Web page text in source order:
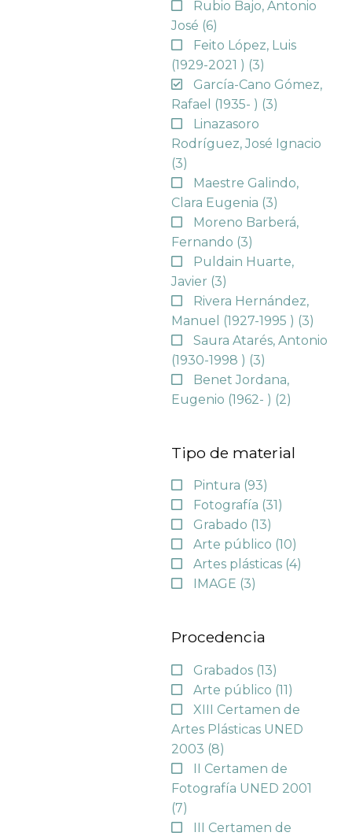
Rubio Bajo, Antonio
José (6)
Feito López, Luis
(1929-2021 ) (3)
García-Cano Gómez,
Rafael (1935- ) (3)
Linazasoro
Rodríguez, José Ignacio
(3)
Maestre Galindo,
Clara Eugenia (3)
Moreno Barberá,
Fernando (3)
Puldain Huarte,
Javier (3)
Rivera Hernández,
Manuel (1927-1995 ) (3)
Saura Atarés, Antonio
(1930-1998 ) (3)
Benet Jordana,
Eugenio (1962- ) (2)
Tipo de material
Pintura (93)
Fotografía (31)
Grabado (13)
Arte público (10)
Artes plásticas (4)
IMAGE (3)
Procedencia
Grabados (13)
Arte público (11)
XIII Certamen de
Artes Plásticas UNED
2003 (8)
II Certamen de
Fotografía UNED 2001
(7)
III Certamen de